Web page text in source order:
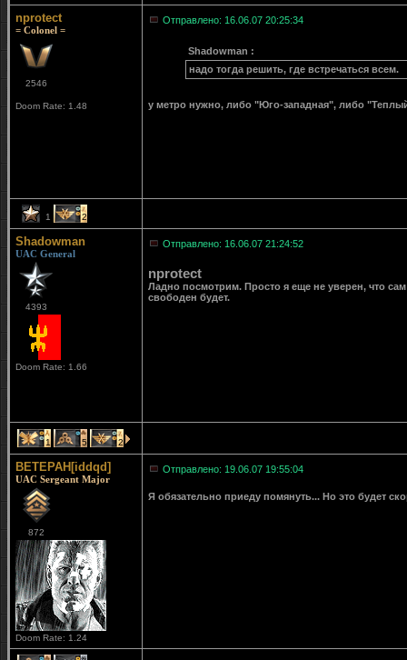
nprotect
= Colonel =
2546
Doom Rate: 1.48
Отправлено: 16.06.07 20:25:34
Shadowman :
надо тогда решить, где встречаться всем.
у метро нужно, либо "Юго-западная", либо
1 2
Shadowman
UAC General
4393
Doom Rate: 1.66
Отправлено: 16.06.07 21:24:52
nprotect
Ладно посмотрим. Просто я еще не уверен, что
свободен будет.
1 5 2
BETEPAH[iddqd]
UAC Sergeant Major
872
Doom Rate: 1.24
Отправлено: 19.06.07 19:55:04
Я обязательно приеду помянуть... Но это будет